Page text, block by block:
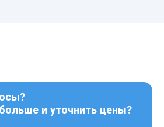
и уточнить цены?